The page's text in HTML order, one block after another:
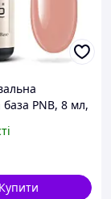
база PNB, 8 мл,
Купити